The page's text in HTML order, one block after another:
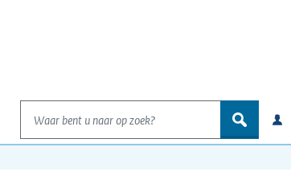
Waar bent u naar op zoek?
zoek